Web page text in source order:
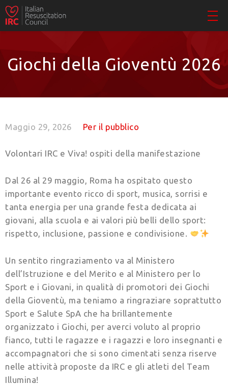
Giochi della Gioventù 2026
Maggio 29, 2026 Per il pubblico
Volontari IRC e Viva! ospiti della manifestazione
Dal 26 al 29 maggio, Roma ha ospitato questo
importante evento ricco di sport, musica, sorrisi e
tanta energia per una grande festa dedicata ai
giovani, alla scuola e ai valori più belli dello sport:
rispetto, inclusione, passione e condivisione.
Un sentito ringraziamento va al Ministero
dell’Istruzione e del Merito e al Ministero per lo
Sport e i Giovani, in qualità di promotori dei Giochi
della Gioventù, ma teniamo a ringraziare soprattutto
Sport e Salute SpA che ha brillantemente
organizzato i Giochi, per averci voluto al proprio
fianco, tutti le ragazze e i ragazzi e loro insegnanti e
accompagnatori che si sono cimentati senza riserve
nelle attività proposte da IRC e gli atleti del Team
Illumina!